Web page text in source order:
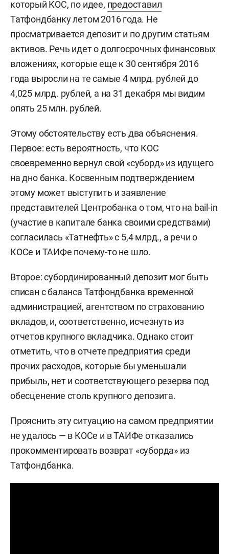
который КОС, по идее, предоставил
Татфондбанку летом 2016 года. Не
просматривается депозит и по другим статьям
активов. Речь идет о долгосрочных финансовых
вложениях, которые еще к 30 сентября 2016
года выросли на те самые 4 млрд. рублей до
4,025 млрд. рублей, а на 31 декабря мы видим
опять 25 млн. рублей.
Этому обстоятельству есть два объяснения.
Первое: есть вероятность, что КОС
своевременно вернул свой «суборд» из идущего
на дно банка. Косвенным подтверждением
этому может выступить и заявление
представителей Центробанка о том, что на bail-in
(участие в капитале банка своими средствами)
согласилась «Татнефть» с 5,4 млрд., а речи о
КОСе и ТАИФе почему-то не шло.
Второе: субординированный депозит мог быть
списан с баланса Татфондбанка временной
администрацией, агентством по страхованию
вкладов, и, соответственно, исчезнуть из
отчетов крупного вкладчика. Однако стоит
отметить, что в отчете предприятия среди
прочих расходов, которые бы уменьшали
прибыль, нет и соответствующего резерва под
обесценение столь крупного депозита.
Прояснить эту ситуацию на самом предприятии
не удалось — в КОСе и в ТАИФе отказались
прокомментировать возврат «суборда» из
Татфондбанка.